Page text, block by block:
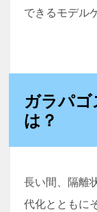
できるモデル
ガラパゴ
は？
長い間、隔離
代化とともに